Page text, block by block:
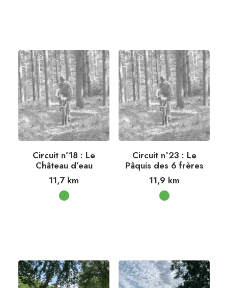
Circuit n°18 : Le
Château d’eau
11,7 km
Circuit n°23 : Le
Pâquis des 6 frères
11,9 km